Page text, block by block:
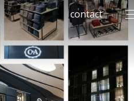
contact